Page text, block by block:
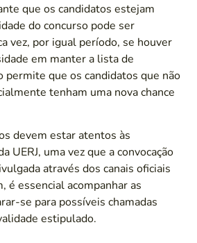
que os candidatos estejam
do concurso pode ser
vez, por igual período, se houver
em manter a lista de
permite que os candidatos que não
tenham uma nova chance
devem estar atentos às
UERJ, uma vez que a convocação
através dos canais oficiais
é essencial acompanhar as
se para possíveis chamadas
estipulado.